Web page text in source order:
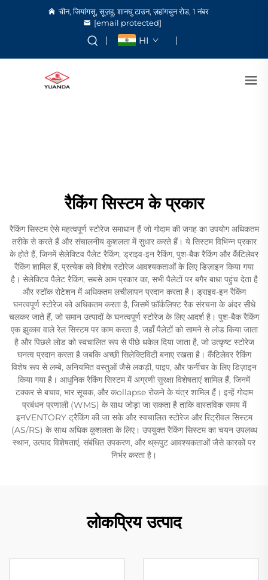
चीन, जियांगसू, सूज़हू, शानघु टाउन, ज़हांगचुन रोड, 1 नंबर
[email protected]
HI
रैकिंग सिस्टम के प्रकार
रैकिंग सिस्टम ऐसे महत्वपूर्ण स्टोरेज समाधान हैं जो गोदाम की जगह का उपयोग अधिकतम
तरीके से करते हैं और संचालनीय कुशलता में सुधार करते हैं। ये सिस्टम विभिन्न प्रकार
के होते हैं, जिनमें सेलेक्टिव पैलेट रैकिंग, ड्राइव-इन रैकिंग, पुश-बैक रैकिंग और कैंटिलेवर
रैकिंग शामिल हैं, प्रत्येक को विशेष स्टोरेज आवश्यकताओं के लिए डिज़ाइन किया गया
है। सेलेक्टिव पैलेट रैकिंग, सबसे आम प्रकार का, सभी पैलेटों पर बगैर बाधा पहुंच देता है
और स्टॉक रोटेशन में अधिकतम लचीलापन प्रदान करता है। ड्राइव-इन रैकिंग
घनत्वपूर्ण स्टोरेज को अधिकतम करता है, जिसमें फ़ॉर्कलिफ्ट रैक संरचना के अंदर सीधे
चलकर जाते हैं, जो समान उत्पादों के घनत्वपूर्ण स्टोरेज के लिए आदर्श है। पुश-बैक रैकिंग
एक झुकाव वाले रेल सिस्टम पर काम करता है, जहाँ पैलेटों को सामने से लोड किया जाता
है और पिछले लोड को स्वचालित रूप से पीछे धकेल दिया जाता है, जो उत्कृष्ट स्टोरेज
घनत्व प्रदान करता है जबकि अच्छी सिलेक्टिविटी बनाए रखता है। कैंटिलेवर रैकिंग
विशेष रूप से लम्बे, अनियमित वस्तुओं जैसे लकड़ी, पाइप, और फर्नीचर के लिए डिज़ाइन
किया गया है। आधुनिक रैकिंग सिस्टम में अग्रणी सुरक्षा विशेषताएं शामिल हैं, जिनमें
टक्कर से बचाव, भार सूचक, और कollapse रोकने के यंत्र शामिल हैं। इन्हें गोदाम
प्रबंधन प्रणाली (WMS) के साथ जोड़ा जा सकता है ताकि वास्तविक समय में
इनVENTORY ट्रैकिंग की जा सके और स्वचालित स्टोरेज और रिट्रीवल सिस्टम
(AS/RS) के साथ अधिक कुशलता के लिए। उपयुक्त रैकिंग सिस्टम का चयन उपलब्ध
स्थान, उत्पाद विशेषताएं, संबंधित उपकरण, और थ्रूपुट आवश्यकताओं जैसे कारकों पर
निर्भर करता है।
लोकप्रिय उत्पाद